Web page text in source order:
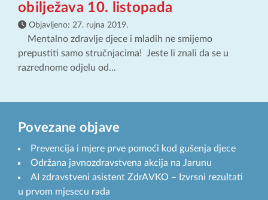
obilježava 10. listopada
Objavljeno: 27. rujna 2019.
Mentalno zdravlje djece i mladih ne smijemo
prepustiti samo stručnjacima! Jeste li znali da se u
razrednome odjelu od...
Povezane objave
Prevencija i mjere prve pomoći kod gušenja djece
Održana javnozdravstvena akcija na Jarunu
AI zdravstveni asistent ZdrAVKO – Izvrsni rezultati
u prvom mjesecu rada